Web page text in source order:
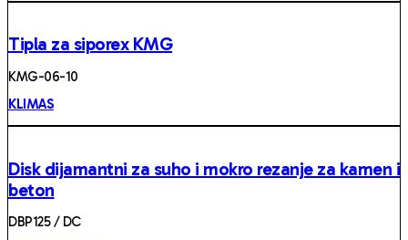
Tipla za siporex KMG
KMG-06-10
KLIMAS
Disk dijamantni za suho i mokro rezanje za kamen i
beton
DBP125 / DC